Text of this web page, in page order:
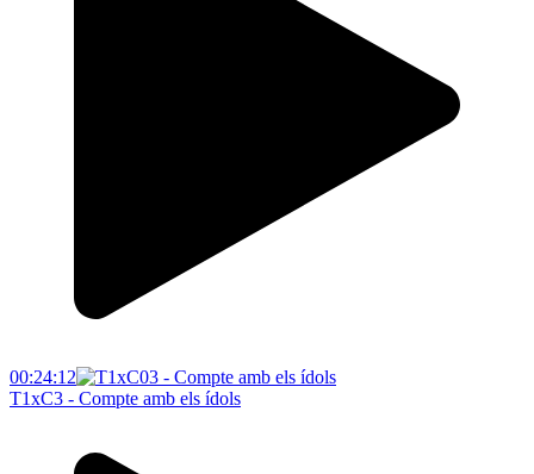
00:24:12
T1xC3 - Compte amb els ídols